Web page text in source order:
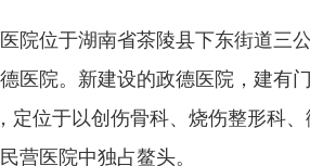
院位于湖南省茶陵县下东街道三
医院。新建设的政德医院，建有
定位于以创伤骨科、烧伤整形科
营医院中独占鳌头。